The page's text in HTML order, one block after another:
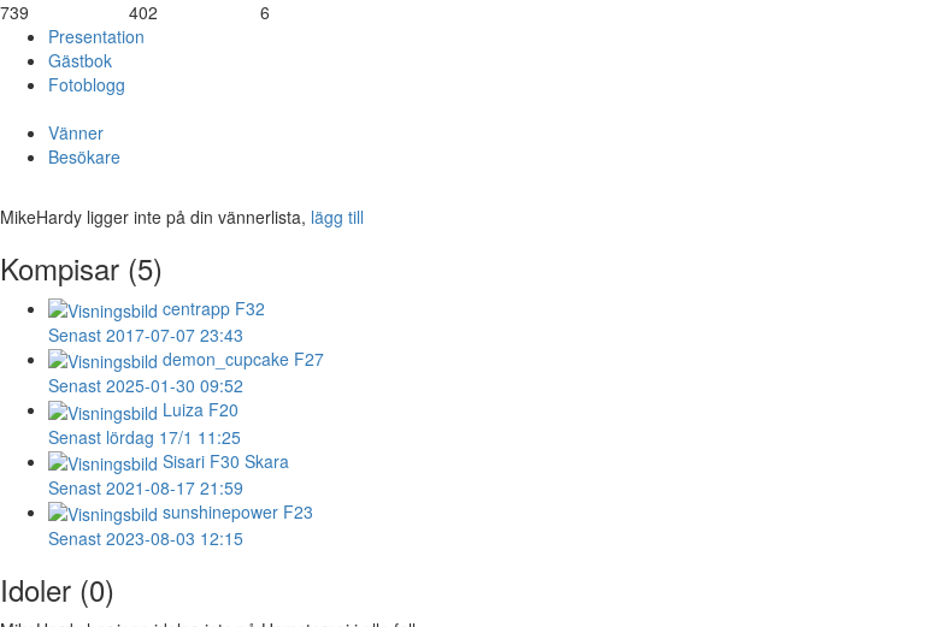
739
402
6
Presentation
Gästbok
Fotoblogg
Vänner
Besökare
MikeHardy ligger inte på din vännerlista, lägg till
Kompisar (5)
centrapp F32
Senast 2017-07-07 23:43
demon_cupcake F27
Senast 2025-01-30 09:52
Luiza F20
Senast lördag 17/1 11:25
Sisari F30 Skara
Senast 2021-08-17 21:59
sunshinepower F23
Senast 2023-08-03 12:15
Idoler (0)